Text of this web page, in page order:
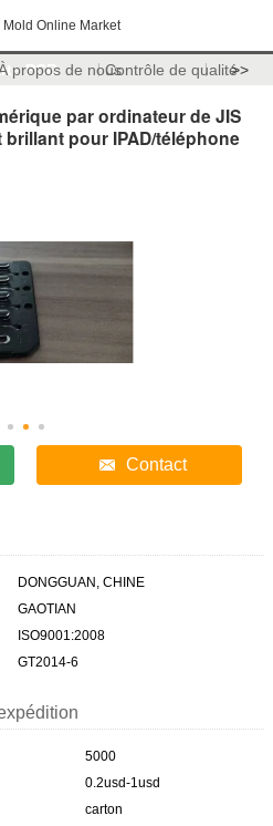
Online Market
PCB
propos de nousContrôle de qualité>>
par ordinateur de JIS
pour IPAD/téléphone
Contact
DONGGUAN, CHINE
GAOTIAN
ISO9001:2008
GT2014-6
5000
0.2usd-1usd
carton